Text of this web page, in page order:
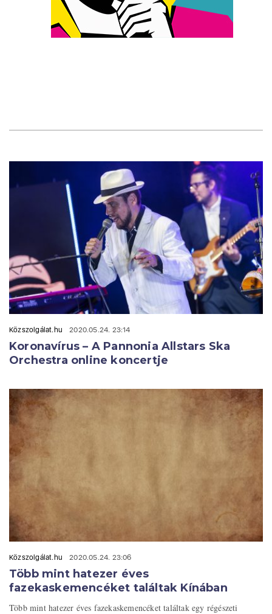
Közszolgálat.hu 2020.05.24. 23:14
Koronavírus – A Pannonia Allstars Ska
Orchestra online koncertje
Közszolgálat.hu 2020.05.24. 23:06
Több mint hatezer éves
fazekaskemencéket találtak Kínában
Több mint hatezer éves fazekaskemencéket találtak egy régészeti